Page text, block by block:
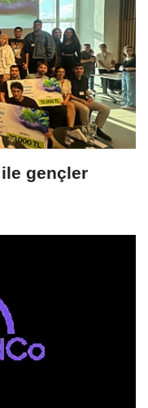
gençler